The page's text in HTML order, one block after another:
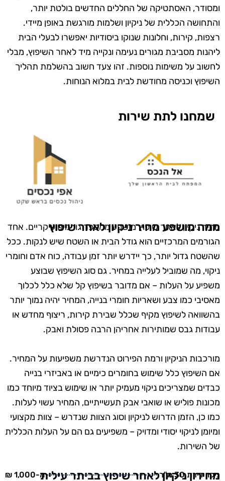
ומסודר, האסתטיקה של החללים החדשים בולטת יותר,
והתחושה הכללית של ניקיון ושלמות מורגשת באופן מיידי.
רצפות, קירות, וחלונות שנוקו ביסודיות יאפשרו לבעלי הבית
ליהנות מסביבת מגורים נעימה ונקייה מיד לאחר השיפוץ, מבלי
לחשוב על משימות נוספות. זהו צעד חשוב בהשלמת תהליך
השיפוץ וכניסה מחודשת לבית במלוא הנוחות.
שמחנו לתת שירות
ממה מושפע מחיר ניקיון לאחר שיפוץ
מחיר ניקיון לאחר שיפוץ מושפע ממספר גורמים עיקריים. אחד
הגורמים המרכזיים הוא גודל הבית או השטח שיש לנקות. ככל
שהשטח גדול יותר, כך יידרש יותר זמן עבודה, כוח אדם וחומרי
ניקוי, מה שמוביל לעלייה במחיר. גם סוג השיפוץ שבוצע
משפיע על העלות – אם מדובר בשיפוץ קל שלא כלל לכלוך
מאסיבי כמו צבע ושאריות חומרי בנייה, המחיר יהיה נמוך יותר
בהשוואה לשיפוץ מקיף שכלל שבירת קירות, ריצוף מחדש או
עבודות גבס שמותירות אחריהן הרבה פסולת ואבק.
מורכבות הניקיון ורמת הפירוט הנדרשת משפיעות על המחיר.
אם השיפוץ כלל שימוש בחומרים כימיים או באביזרי בנייה
כבדים שמצריכים ניקוי מעמיק יותר או שימוש בציוד מיוחד כמו
מכונות פוליש או שואבי אבק תעשייתיים, המחיר עשוי לעלות.
כמו כן, הזמן הדרוש לניקיון וסוג הצוות שנדרש – צוות מקצועי
ומיומן לניקוי יסודי ומדויק – משפיעים גם הם על העלות הכללית
של השירות.
מחירון ניקיון לאחר שיפוץ בביתר עילית
ניקוי דירת 30 מ"ר מ-1,000 ₪